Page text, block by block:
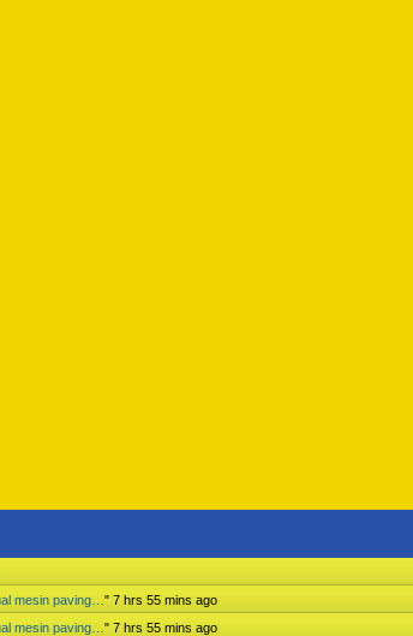
mesin paving… " 7 hrs 55 mins ago
mesin paving… " 7 hrs 55 mins ago